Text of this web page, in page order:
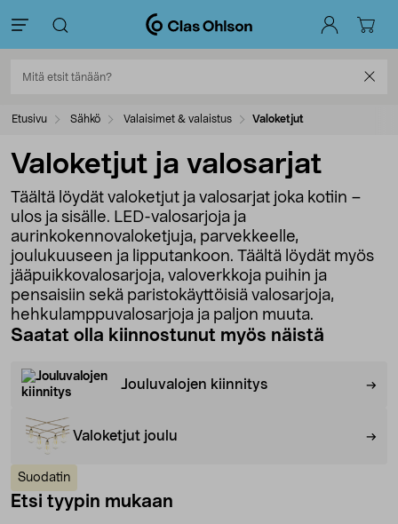
Etusivu Sähkö Valaisimet & valaistus Valoketjut
Valoketjut ja valosarjat
Täältä löydät valoketjut ja valosarjat joka kotiin –
ulos ja sisälle. LED-valosarjoja ja
aurinkokennovaloketjuja, parvekkeelle,
joulukuuseen ja lipputankoon. Täältä löydät myös
jääpuikkovalosarjoja, valoverkkoja puihin ja
pensaisiin sekä paristokäyttöisiä valosarjoja,
hehkulamppuvalosarjoja ja paljon muuta.
Saatat olla kiinnostunut myös näistä
Jouluvalojen kiinnitys
Valoketjut joulu
Suodatin
Etsi tyypin mukaan